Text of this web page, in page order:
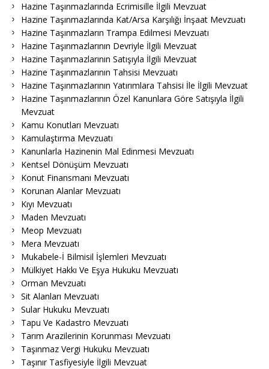
Hazine Taşınmazlarında Ecrimisille İlgili Mevzuat
Hazine Taşınmazlarında Kat/Arsa Karşılığı İnşaat Mevzuatı
Hazine Taşınmazların Trampa Edilmesi Mevzuatı
Hazine Taşınmazlarının Devriyle İlgili Mevzuat
Hazine Taşınmazlarının Satışıyla İlgili Mevzuat
Hazine Taşınmazlarının Tahsisi Mevzuatı
Hazine Taşınmazlarının Yatırımlara Tahsisi İle İlgili Mevzuat
Hazine Taşınmazlarının Özel Kanunlara Göre Satışıyla İlgili
Mevzuat
Kamu Konutları Mevzuatı
Kamulaştırma Mevzuatı
Kanunlarla Hazinenin Mal Edinmesi Mevzuatı
Kentsel Dönüşüm Mevzuatı
Konut Finansmanı Mevzuatı
Korunan Alanlar Mevzuatı
Kıyı Mevzuatı
Maden Mevzuatı
Meop Mevzuatı
Mera Mevzuatı
Mukabele-İ Bilmisil İşlemleri Mevzuatı
Mülkiyet Hakkı Ve Eşya Hukuku Mevzuatı
Orman Mevzuatı
Sit Alanları Mevzuatı
Sular Hukuku Mevzuatı
Tapu Ve Kadastro Mevzuatı
Tarım Arazilerinin Korunması Mevzuatı
Taşınmaz Vergi Hukuku Mevzuatı
Taşınır Tasfiyesiyle İlgili Mevzuat